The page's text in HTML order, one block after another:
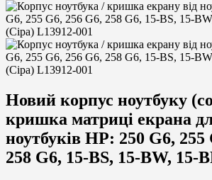
Новий корпус ноутбуку
кришка матриці екрана
ноутбуків HP: 250 G6, 255
258 G6, 15-BS, 15-BW, 15-